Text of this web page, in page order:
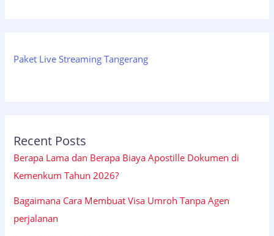
Paket Live Streaming Tangerang
Recent Posts
Berapa Lama dan Berapa Biaya Apostille Dokumen di
Kemenkum Tahun 2026?
Bagaimana Cara Membuat Visa Umroh Tanpa Agen
perjalanan